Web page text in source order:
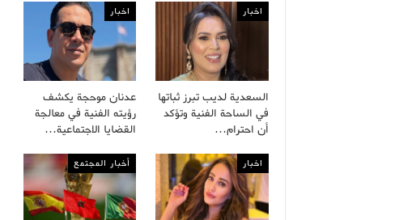
اخبار
السعدية لديب تبرز ثباتها
في الساحة الفنية وتؤكد
أن احترام…
اخبار
عدنان موحجة يكشف
رؤيته الفنية في معالجة
القضايا الاجتماعية…
اخبار أخبار المجتمع